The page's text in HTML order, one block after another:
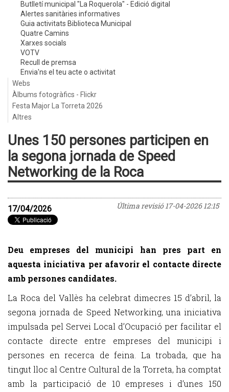
Butlletí municipal "La Roquerola" - Edició digital
Alertes sanitàries informatives
Guia activitats Biblioteca Municipal
Quatre Camins
Xarxes socials
VOTV
Recull de premsa
Envia'ns el teu acte o activitat
Webs
Àlbums fotogràfics - Flickr
Festa Major La Torreta 2026
Altres
Unes 150 persones participen en
la segona jornada de Speed
Networking de la Roca
Última revisió17-04-2026 12:15
17/04/2026
Deu empreses del municipi han pres part en
aquesta iniciativa per afavorir el contacte directe
amb persones candidates.
La Roca del Vallès ha celebrat dimecres 15 d’abril, la
segona jornada de Speed Networking, una iniciativa
impulsada pel Servei Local d’Ocupació per facilitar el
contacte directe entre empreses del municipi i
persones en recerca de feina. La trobada, que ha
tingut lloc al Centre Cultural de la Torreta, ha comptat
amb la participació de 10 empreses i d’unes 150